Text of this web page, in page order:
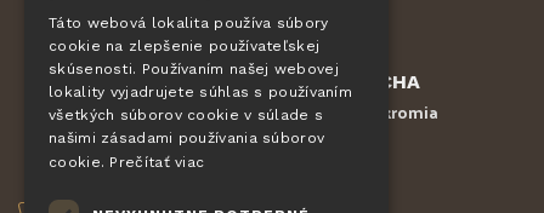
Chránené služboureCAPTCHA
Zmluvné podmienky - Ochrana súkromia
DE
SLOVAK
Táto webová lokalita používa súbory
cookie na zlepšenie používateľskej
skúsenosti. Používaním našej webovej
lokality vyjadrujete súhlas s používaním
všetkých súborov cookie v súlade s
našimi zásadami používania súborov
cookie. Prečítať viac